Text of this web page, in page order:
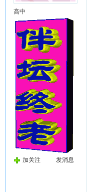
高中
加关注 发消息